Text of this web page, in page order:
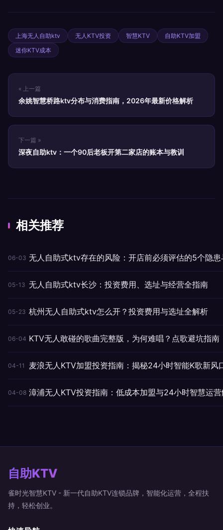
上海无人自助ktv 无人KTV投资 智慧KTV
自助KTV加盟
迷你KTV成本
« 上一篇
余姚智慧桥路ktv分布与消费指南，2026年最新价格解析
下一篇 »
深夜自助ktv：一个90后老板开第二家店的账本与教训
相关推荐
06-03 无人自助式ktv存在的风险：开店前必须评估的5个隐患
05-13 无人自助式ktv长沙：投资费用、选址与经营全指南
05-23 杭州无人自助式ktv怎么开？投资费用与选址全解析
06-04 KTV无人敢碰的歌曲完整版，为何难唱？点歌避坑指南
04-11 麦浪无人KTV加盟投资指南：揭秘24小时智能K歌新风
04-08 漳浦无人KTV投资指南：低成本加盟与24小时智慧运
自助KTV
雀时光智慧KTV - 新一代自助KTV连锁品牌，智能化运营，全程扶
持，轻松创业。